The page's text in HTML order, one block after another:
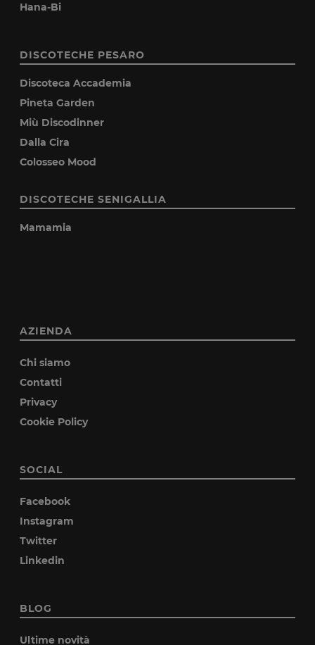
Hana-Bi
DISCOTECHE PESARO
Discoteca Accademia
Pineta Garden
Miù Discodinner
Dalla Cira
Colosseo Mood
DISCOTECHE SENIGALLIA
Mamamia
AZIENDA
Chi siamo
Contatti
Privacy
Cookie Policy
SOCIAL
Facebook
Instagram
Twitter
Linkedin
BLOG
Ultime novità